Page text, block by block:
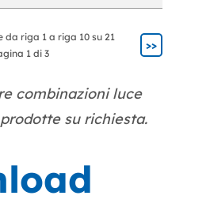
da riga 1 a riga 10 su 21
1 di 3
>>
combinazioni luce
su richiesta.